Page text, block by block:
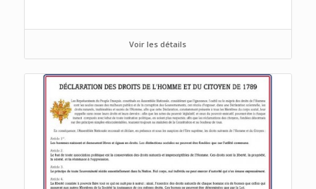
Voir les détails